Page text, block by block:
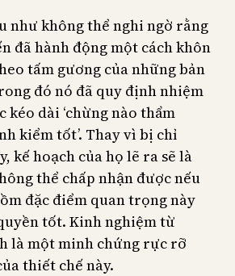
như không thể nghi ngờ rằng
đã hành động một cách khôn
tấm gương của những bản
đó nó đã quy định nhiệm
kéo dài ‘chừng nào thẩm
kiểm tốt’. Thay vì bị chỉ
kế hoạch của họ lẽ ra sẽ là
thể chấp nhận được nếu
đặc điểm quan trọng này
tốt. Kinh nghiệm từ
là một minh chứng rực rỡ
thiết chế này.